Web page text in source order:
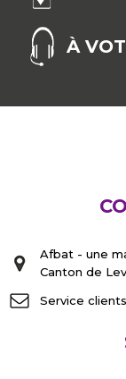
À
Afbat - une
Canton de
Service clients